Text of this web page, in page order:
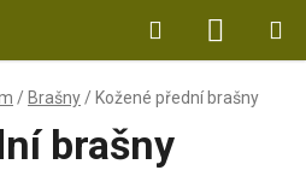
Hledat
KOŠÍK
/ Brašny / Kožené přední brašny
brašny